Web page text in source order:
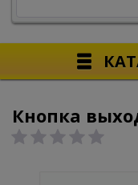
Кнопка